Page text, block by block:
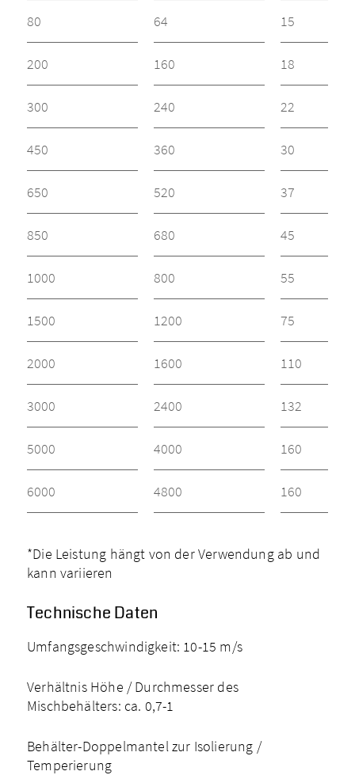
80 64 15
200 160 18
300 240 22
450 360 30
650 520 37
850 680 45
1000 800 55
1500 1200 75
2000 1600 110
3000 2400 132
5000 4000 160
6000 4800 160
*Die Leistung hängt von der Verwendung ab und
kann variieren
Technische Daten
Umfangsgeschwindigkeit: 10-15 m/s
Verhältnis Höhe / Durchmesser des
Mischbehälters: ca. 0,7-1
Behälter-Doppelmantel zur Isolierung /
Temperierung